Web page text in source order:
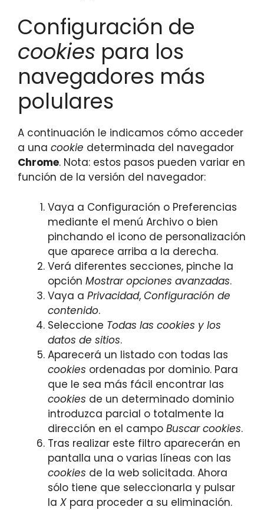
Configuración de
cookies para los
navegadores más
polulares
A continuación le indicamos cómo acceder
a una cookie determinada del navegador
Chrome. Nota: estos pasos pueden variar en
función de la versión del navegador:
Vaya a Configuración o Preferencias
mediante el menú Archivo o bien
pinchando el icono de personalización
que aparece arriba a la derecha.
Verá diferentes secciones, pinche la
opción Mostrar opciones avanzadas.
Vaya a Privacidad, Configuración de
contenido.
Seleccione Todas las cookies y los
datos de sitios.
Aparecerá un listado con todas las
cookies ordenadas por dominio. Para
que le sea más fácil encontrar las
cookies de un determinado dominio
introduzca parcial o totalmente la
dirección en el campo Buscar cookies.
Tras realizar este filtro aparecerán en
pantalla una o varias líneas con las
cookies de la web solicitada. Ahora
sólo tiene que seleccionarla y pulsar
la X para proceder a su eliminación.